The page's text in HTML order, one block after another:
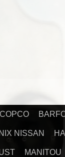
NISSAN
MANITOU